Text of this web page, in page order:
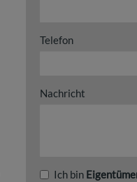
Telefon
Nachricht
Ich bin